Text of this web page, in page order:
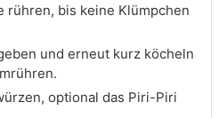
rühren, bis keine Klümpchen
und erneut kurz köcheln
optional das Piri-Piri